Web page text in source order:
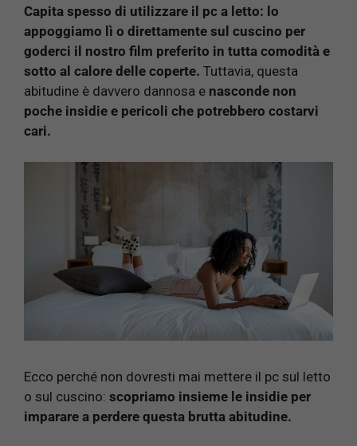
Capita spesso di utilizzare il pc a letto: lo
appoggiamo lì o direttamente sul cuscino per
goderci il nostro film preferito in tutta comodità e
sotto al calore delle coperte. Tuttavia, questa
abitudine è davvero dannosa e nasconde non
poche insidie e pericoli che potrebbero costarvi
cari.
Ecco perché non dovresti mai mettere il pc sul letto
o sul cuscino: scopriamo insieme le insidie per
imparare a perdere questa brutta abitudine.